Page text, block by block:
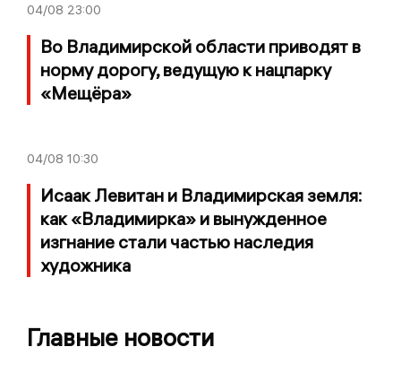
04/08 23:00
Во Владимирской области приводят в
норму дорогу, ведущую к нацпарку
«Мещёра»
04/08 10:30
Исаак Левитан и Владимирская земля:
как «Владимирка» и вынужденное
изгнание стали частью наследия
художника
Главные новости